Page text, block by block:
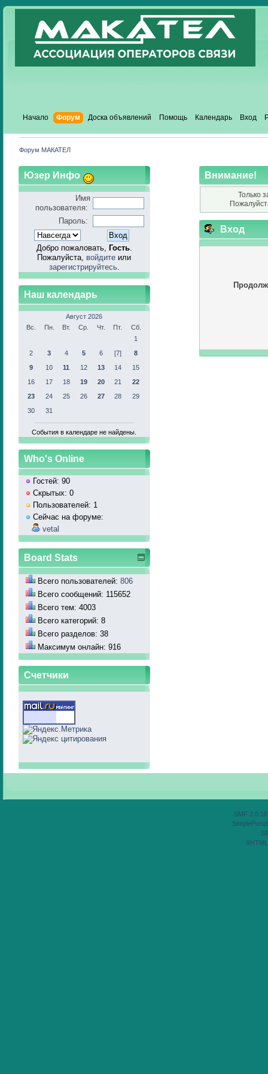
Начало Форум Доска объявлений Помощь Календарь Вход
Форум МАКАТЕЛ
Юзер Инфо
Имя
пользователя:
Пароль:
Добро пожаловать, Гость.
Пожалуйста, войдите или
зарегистрируйтесь.
Наш календарь
Август 2026
Вс.
Пн. Вт. Ср. Чт. Пт.
Сб.
1
2
3 4 5 6 [7]
8
9
10 11 12 13 14
15
16
17 18 19 20 21
22
23
24 25 26 27 28
29
30
31
События в календаре не найдены.
Who's Online
Гостей: 90
Скрытых: 0
Пользователей: 1
Сейчас на форуме:
vetal
Board Stats
Всего пользователей: 806
Всего сообщений: 115652
Всего тем: 4003
Всего категорий: 8
Всего разделов: 38
Максимум онлайн: 916
Счетчики
Внимание!
Только
Вход
SMF 2.0.18
XHTML